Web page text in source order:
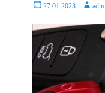
Posted27.01.2023 Author